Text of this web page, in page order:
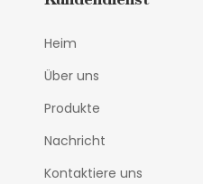
Heim
Über uns
Produkte
Nachricht
Kontaktiere uns